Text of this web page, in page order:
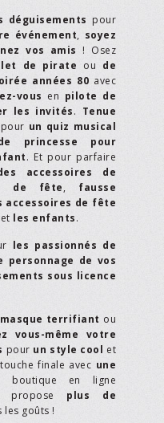
déguisements pour
événement, soyez
vos amis ! Osez
de pirate ou de
années 80 avec
vous en pilote de
les invités. Tenue
pour un quiz musical
princesse pour
. Et pour parfaire
accessoires de
de fête, fausse
accessoires de fête
et les enfants.
les passionnés de
personnage de vos
sous licence
terrifiant ou
vous-même votre
pour un style cool et
finale avec une
boutique en ligne
propose plus de
goûts !